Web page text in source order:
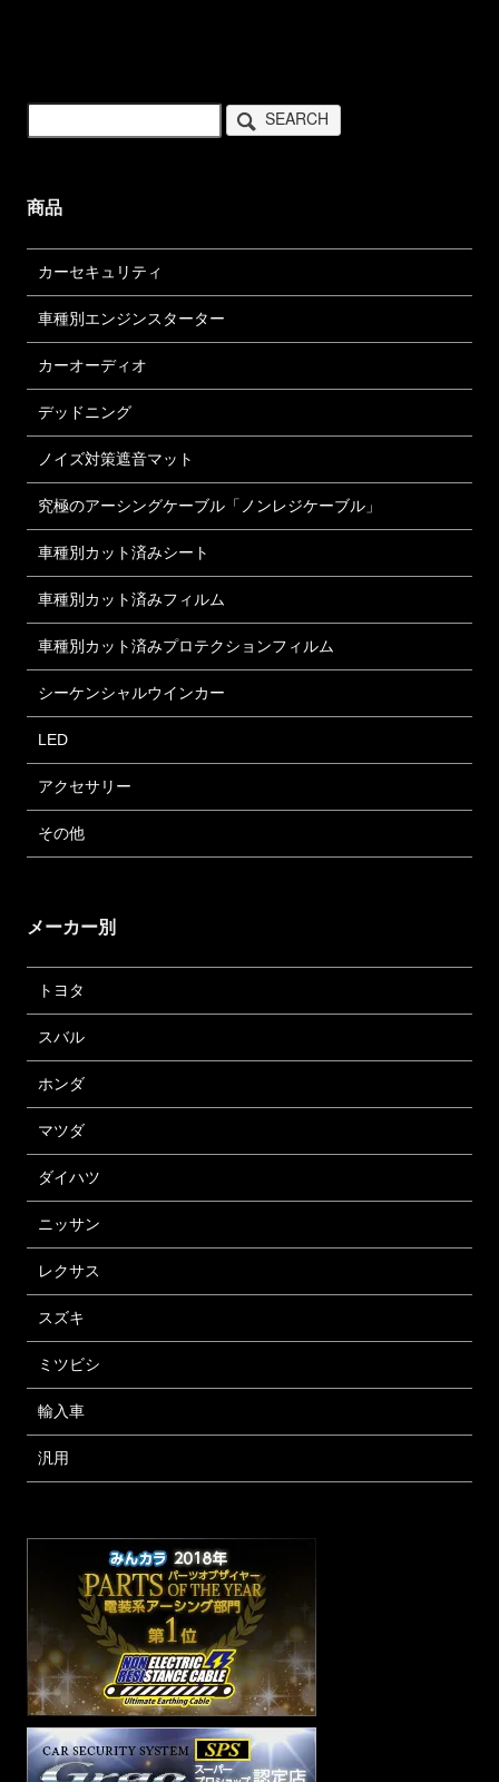
SEARCH
商品
カーセキュリティ
車種別エンジンスターター
カーオーディオ
デッドニング
ノイズ対策遮音マット
究極のアーシングケーブル「ノンレジケーブル」
車種別カット済みシート
車種別カット済みフィルム
車種別カット済みプロテクションフィルム
シーケンシャルウインカー
LED
アクセサリー
その他
メーカー別
トヨタ
スバル
ホンダ
マツダ
ダイハツ
ニッサン
レクサス
スズキ
ミツビシ
輸入車
汎用